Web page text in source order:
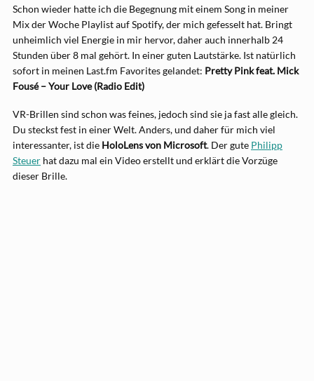
Schon wieder hatte ich die Begegnung mit einem Song in meiner
Mix der Woche Playlist auf Spotify, der mich gefesselt hat. Bringt
unheimlich viel Energie in mir hervor, daher auch innerhalb 24
Stunden über 8 mal gehört. In einer guten Lautstärke. Ist natürlich
sofort in meinen Last.fm Favorites gelandet: Pretty Pink feat. Mick
Fousé – Your Love (Radio Edit)
VR-Brillen sind schon was feines, jedoch sind sie ja fast alle gleich.
Du steckst fest in einer Welt. Anders, und daher für mich viel
interessanter, ist die HoloLens von Microsoft. Der gute Philipp
Steuer hat dazu mal ein Video erstellt und erklärt die Vorzüge
dieser Brille.